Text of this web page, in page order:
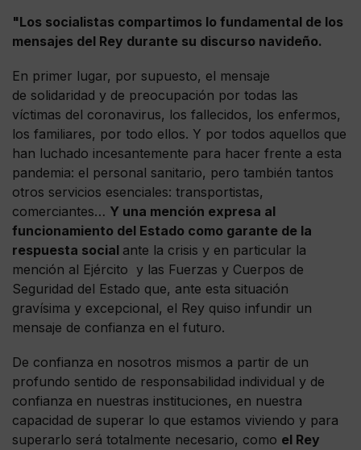
"Los socialistas compartimos lo fundamental de los
mensajes del Rey durante su discurso navideño.
En primer lugar, por supuesto, el mensaje
de solidaridad y de preocupación por todas las
víctimas del coronavirus, los fallecidos, los enfermos,
los familiares, por todo ellos. Y por todos aquellos que
han luchado incesantemente para hacer frente a esta
pandemia: el personal sanitario, pero también tantos
otros servicios esenciales: transportistas,
comerciantes… Y una mención expresa al
funcionamiento del Estado como garante de la
respuesta social ante la crisis y en particular la
mención al Ejército y las Fuerzas y Cuerpos de
Seguridad del Estado que, ante esta situación
gravísima y excepcional, el Rey quiso infundir un
mensaje de confianza en el futuro.
De confianza en nosotros mismos a partir de un
profundo sentido de responsabilidad individual y de
confianza en nuestras instituciones, en nuestra
capacidad de superar lo que estamos viviendo y para
superarlo será totalmente necesario, como el Rey